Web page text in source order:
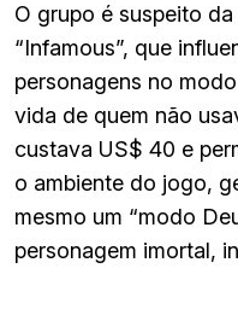
O grupo é suspeito
“Infamous”, que
personagens no
vida de quem não
custava US$ 40 e
o ambiente do jogo,
mesmo um “modo
personagem imortal,